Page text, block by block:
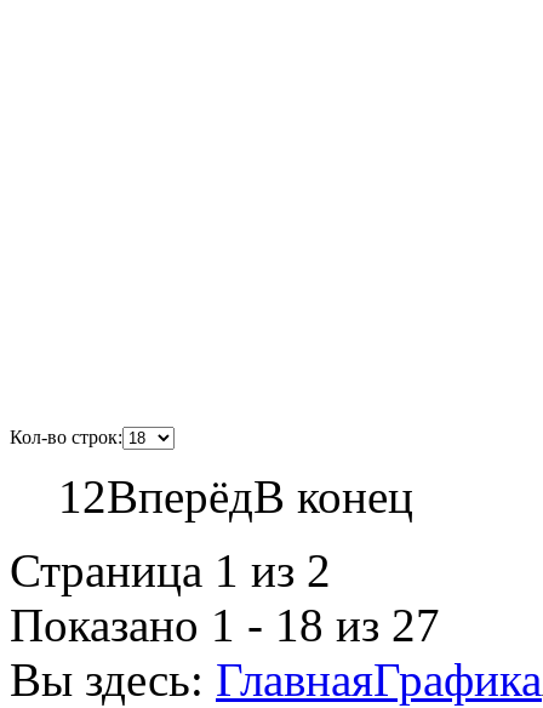
Кол-во строк:
12ВперёдВ конец
Страница 1 из 2
Показано 1 - 18 из 27
Вы здесь: ГлавнаяГрафика